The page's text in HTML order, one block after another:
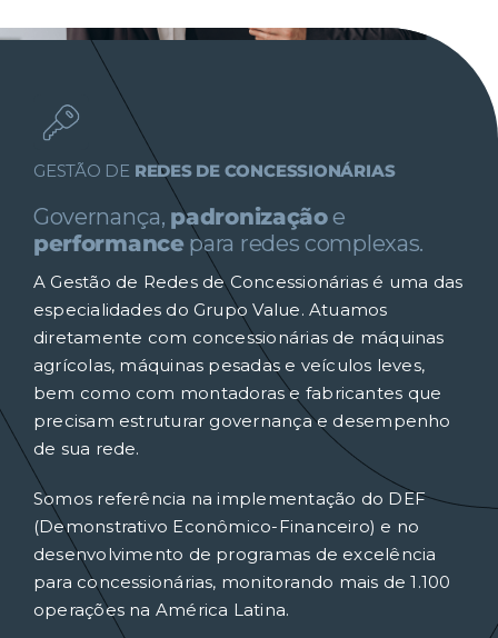
GESTÃO DE REDES DE CONCESSIONÁRIAS
Governança, padronizaçãoe
performancepara redes complexas.
A Gestão de Redes de Concessionárias é uma das
especialidades do Grupo Value. Atuamos
diretamente com concessionárias de máquinas
agrícolas, máquinas pesadas e veículos leves,
bem como com montadoras e fabricantes que
precisam estruturar governança e desempenho
de sua rede.
Somos referência na implementação do DEF
(Demonstrativo Econômico-Financeiro) e no
desenvolvimento de programas de excelência
para concessionárias, monitorando mais de 1.100
operações na América Latina.